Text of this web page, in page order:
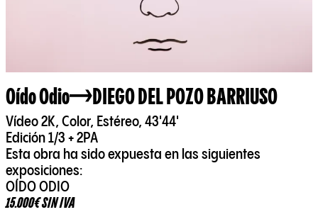
Oído Odio DIEGO DEL POZO BARRIUSO
Vídeo 2K, Color, Estéreo, 43'44'
Edición 1/3 + 2PA
Esta obra ha sido expuesta en las siguientes
exposiciones:
OÍDO ODIO
15.000€ SIN IVA